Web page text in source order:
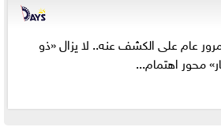
عام على الكشف عنه.. لا يزال «ذو
محور اهتمام...